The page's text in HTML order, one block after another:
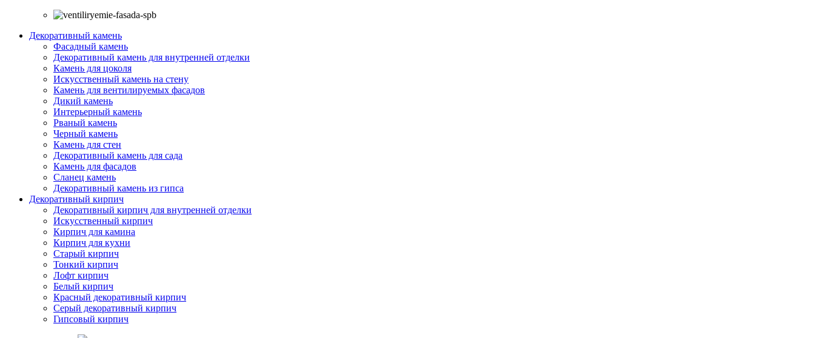
Декоративный камень
Фасадный камень
Декоративный камень для внутренней отделки
Камень для цоколя
Искусственный камень на стену
Камень для вентилируемых фасадов
Дикий камень
Интерьерный камень
Рваный камень
Черный камень
Камень для стен
Декоративный камень для сада
Камень для фасадов
Сланец камень
Декоративный камень из гипса
Декоративный кирпич
Декоративный кирпич для внутренней отделки
Искусственный кирпич
Кирпич для камина
Кирпич для кухни
Старый кирпич
Тонкий кирпич
Лофт кирпич
Белый кирпич
Красный декоративный кирпич
Серый декоративный кирпич
Гипсовый кирпич